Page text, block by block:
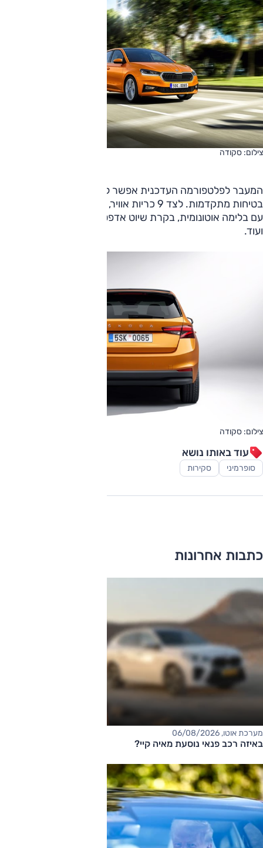
צילום: סקודה
המעבר לפלטפורמה העדכנית אפשר לשלב בפאביה מערכות
בטיחות מתקדמות. לצד 9 כריות אוויר, תוצע הסופרמיני החדשה
עם בלימה אוטונומית, בקרת שיוט אדפטיבית, שמירת נתיב נסיעה
ועוד.
צילום: סקודה
עוד באותו נושא
סופרמיני סקירות
כתבות אחרונות
מערכת אוטו, 06/08/2026
באיזה רכב פנאי נוסעת מאיה קיי?